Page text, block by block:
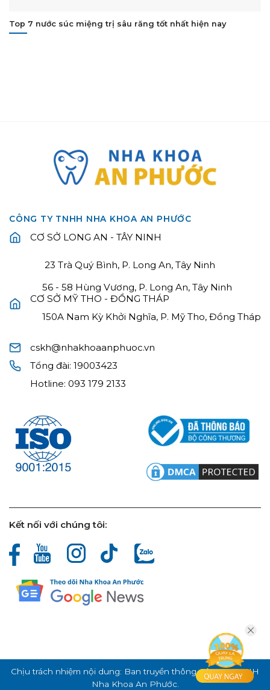
Top 7 nước súc miệng trị sâu răng tốt nhất hiện nay
CÔNG TY TNHH NHA KHOA AN PHƯỚC
CƠ SỞ LONG AN - TÂY NINH
23 Trà Quý Bình, P. Long An, Tây Ninh
56 - 58 Hùng Vương, P. Long An, Tây Ninh
CƠ SỞ MỸ THO - ĐỒNG THÁP
150A Nam Kỳ Khởi Nghĩa, P. Mỹ Tho, Đồng Tháp
cskh@nhakhoaanphuoc.vn
Tổng đài:19003423
Hotline:093 179 2133
Kết nối với chúng tôi:
Chịu trách nhiệm nội dung: Ban truyền thông Công ty TNHH
Nha Khoa An Phước.